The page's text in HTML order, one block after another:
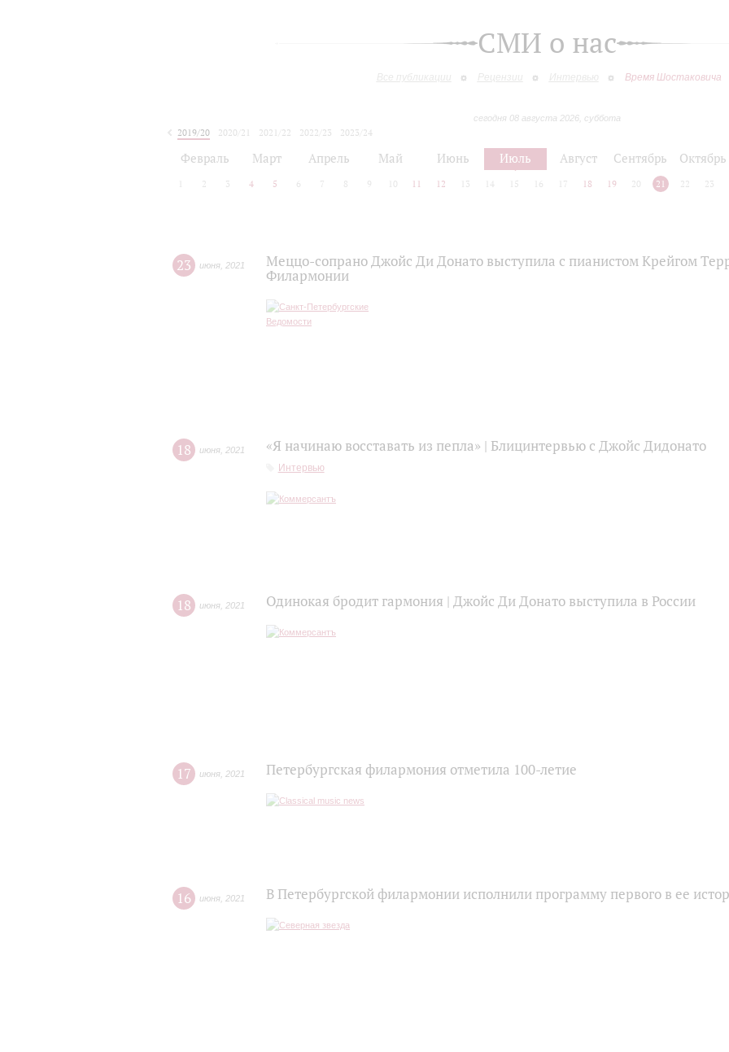
СМИ о нас
Все публикации Рецензии Интервью Время Шостаковича
сегодня 08 августа 2026, суббота
2019/20 2020/21 2021/22 2022/23
2023/24
Февраль Март Апрель Май Июнь Июль Август Сентябрь Октябрь
2 3 4 5 6 7 8 9 10 11 12 13 14 15 16 17 18 19 20 21 22 23
23 июня 2021
Меццо-сопрано Джойс Ди Донато выступила с пианистом Крейгом
Филармонии
18 июня 2021 «Я начинаю восставать из пепла» | Блицинтервью c Джойс Дидонато
Интервью
18 июня 2021 Одинокая бродит гармония | Джойс Ди Донато выступила в России
17 июня 2021 Петербургская филармония отметила 100-летие
16 июня 2021 В Петербургской филармонии исполнили программу первого в ее